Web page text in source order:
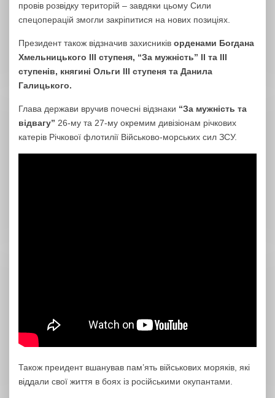
провів розвідку територій – завдяки цьому Сили
спецоперацій змогли закріпитися на нових позиціях.
Президент також відзначив захисників орденами Богдана
Хмельницького ІІІ ступеня, “За мужність” ІІ та ІІІ
ступенів, княгині Ольги ІІІ ступеня та Данила
Галицького.
Глава держави вручив почесні відзнаки “За мужність та
відвагу” 26-му та 27-му окремим дивізіонам річкових
катерів Річкової флотилії Військово-морських сил ЗСУ.
Також преидент вшанував пам’ять військових моряків, які
віддали свої життя в боях із російськими окупантами.